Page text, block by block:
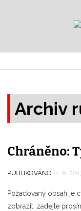
Archiv
Chráněno:
PUBLIKOVÁNO 11. 8.
Požadovaný obsah je
zobrazit, zadejte